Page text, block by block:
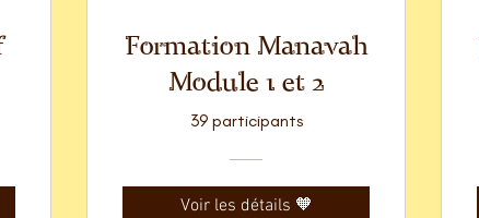
Formation Manavah
Module 1 et 2
39 participants
Voir les détails 🧡